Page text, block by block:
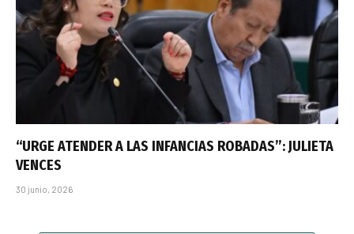
“URGE ATENDER A LAS INFANCIAS ROBADAS”: JULIETA
VENCES
30 junio, 2026